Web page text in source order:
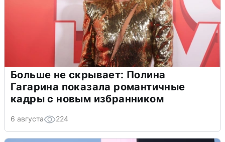
Больше не скрывает: Полина
Гагарина показала романтичные
кадры с новым избранником
6 августа 224